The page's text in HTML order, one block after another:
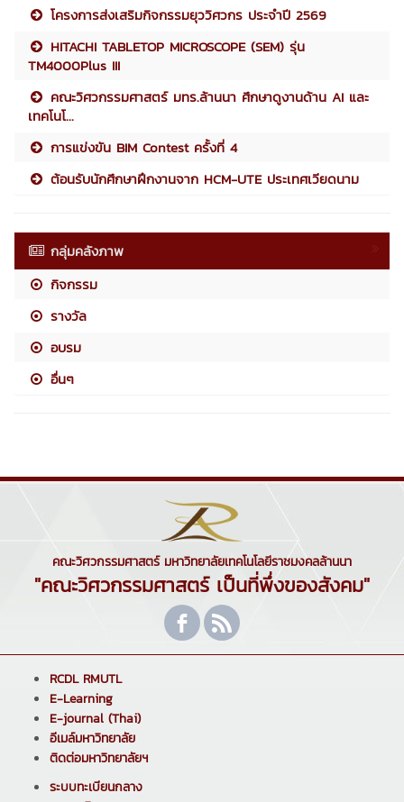
โครงการส่งเสริมกิจกรรมยุววิศวกร ประจำปี 2569
HITACHI TABLETOP MICROSCOPE (SEM) รุ่น
TM4000Plus III
คณะวิศวกรรมศาสตร์ มทร.ล้านนา ศึกษาดูงานด้าน AI และ
เทคโนโ...
การแข่งขัน BIM Contest ครั้งที่ 4
ต้อนรับนักศึกษาฝึกงานจาก HCM-UTE ประเทศเวียดนาม
กลุ่มคลังภาพ
กิจกรรม
รางวัล
อบรม
อื่นๆ
คณะวิศวกรรมศาสตร์ มหาวิทยาลัยเทคโนโลยีราชมงคลล้านนา
"คณะวิศวกรรมศาสตร์ เป็นที่พึ่งของสังคม"
RCDL RMUTL
E-Learning
E-journal (Thai)
อีเมล์มหาวิทยาลัย
ติดต่อมหาวิทยาลัยฯ
ระบบทะเบียนกลาง